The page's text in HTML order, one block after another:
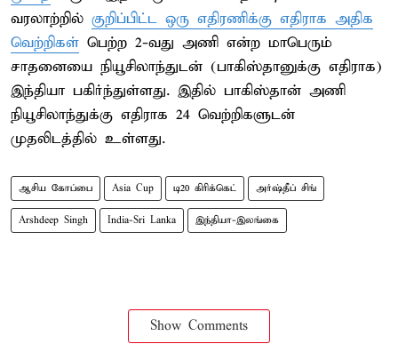
வரலாற்றில் குறிப்பிட்ட ஒரு எதிரணிக்கு எதிராக அதிக
வெற்றிகள் பெற்ற 2-வது அணி என்ற மாபெரும்
சாதனையை நியூசிலாந்துடன் (பாகிஸ்தானுக்கு எதிராக)
இந்தியா பகிர்ந்துள்ளது. இதில் பாகிஸ்தான் அணி
நியூசிலாந்துக்கு எதிராக 24 வெற்றிகளுடன்
முதலிடத்தில் உள்ளது.
ஆசிய கோப்பை Asia Cup டி20 கிரிக்கெட் அர்ஷ்தீப் சிங்
Arshdeep Singh India-Sri Lanka இந்தியா-இலங்கை
Show Comments